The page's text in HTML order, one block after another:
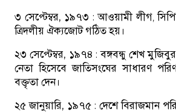
৩ সেপ্টেম্বর, ১৯৭৩ : আওয়ামী লীগ,
ত্রিদলীয় ঐক্যজোট গঠিত হয়।
২৩ সেপ্টেম্বর, ১৯৭৪ : বঙ্গবন্ধু শেখ
নেতা হিসেবে জাতিসংঘের সাধারণ
বক্তৃতা দেন।
২৫ জানুয়ারি, ১৯৭৫ : দেশে বিরাজমান